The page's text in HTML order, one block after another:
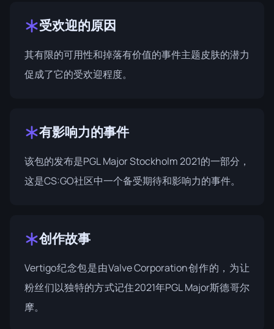
受欢迎的原因
其有限的可用性和掉落有价值的事件主题皮肤的潜力
促成了它的受欢迎程度。
有影响力的事件
该包的发布是PGL Major Stockholm 2021的一部分，
这是CS:GO社区中一个备受期待和影响力的事件。
创作故事
Vertigo纪念包是由Valve Corporation创作的，为让
粉丝们以独特的方式记住2021年PGL Major斯德哥尔
摩。